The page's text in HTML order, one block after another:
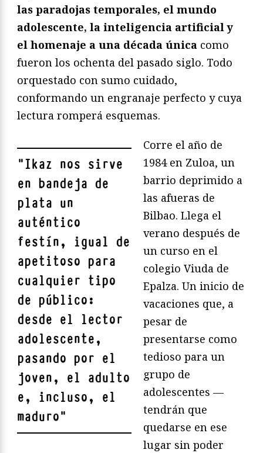
las paradojas temporales, el mundo
adolescente, la inteligencia artificial y
el homenaje a una década única como
fueron los ochenta del pasado siglo. Todo
orquestado con sumo cuidado,
conformando un engranaje perfecto y cuya
lectura romperá esquemas.
"Ikaz nos sirve
en bandeja de
plata un
auténtico
festín, igual de
apetitoso para
cualquier tipo
de público:
desde el lector
adolescente,
pasando por el
joven, el adulto
e, incluso, el
maduro"
Corre el año de
1984 en Zuloa, un
barrio deprimido a
las afueras de
Bilbao. Llega el
verano después de
un curso en el
colegio Viuda de
Epalza. Un inicio de
vacaciones que, a
pesar de
presentarse como
tedioso para un
grupo de
adolescentes —
tendrán que
quedarse en ese
lugar sin poder